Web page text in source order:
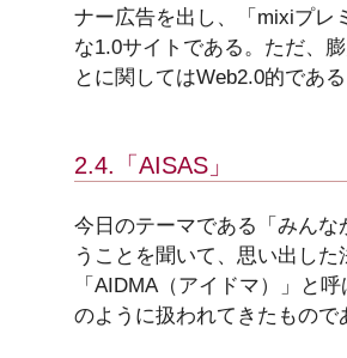
ナー広告を出し、「mixiプレ
な1.0サイトである。ただ、
とに関してはWeb2.0的であ
2.4.「AISAS」
今日のテーマである「みん
うことを聞いて、思い出し
「AIDMA（アイドマ）」と
のように扱われてきたもので